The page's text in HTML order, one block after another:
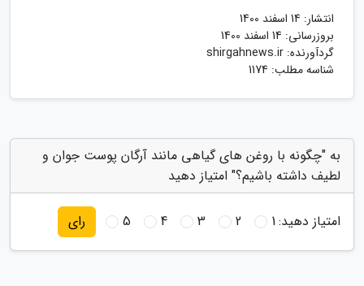
انتشار: 14 اسفند 1400
بروزرسانی: 14 اسفند 1400
گردآورنده: shirgahnews.ir
شناسه مطلب: 1174
به "چگونه با روغن های گیاهی مانند آرگان پوست جوان و
لطیف داشته باشیم؟" امتیاز دهید
امتیاز دهید:1
2
3
4
5 رای